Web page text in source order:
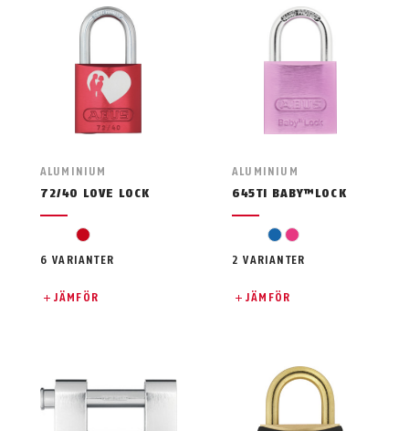
ALUMINIUM
72/40 LOVE LOCK
röd
6 VARIANTER
JÄMFÖR
ALUMINIUM
645TI BABY™LOCK
blåpink
2 VARIANTER
JÄMFÖR